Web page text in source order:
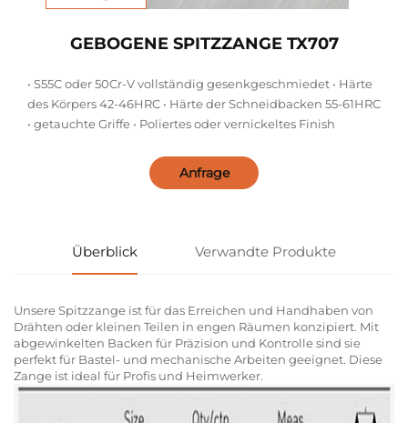
GEBOGENE SPITZZANGE TX707
• S55C oder 50Cr-V vollständig gesenkgeschmiedet • Härte
des Körpers 42-46HRC • Härte der Schneidbacken 55-61HRC
• getauchte Griffe • Poliertes oder vernickeltes Finish
Anfrage
Überblick Verwandte Produkte
Unsere Spitzzange ist für das Erreichen und Handhaben von
Drähten oder kleinen Teilen in engen Räumen konzipiert. Mit
abgewinkelten Backen für Präzision und Kontrolle sind sie
perfekt für Bastel- und mechanische Arbeiten geeignet. Diese
Zange ist ideal für Profis und Heimwerker.